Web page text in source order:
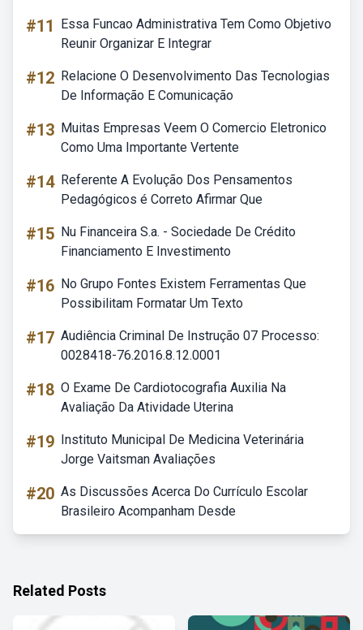
#11
Essa Funcao Administrativa Tem Como Objetivo
Reunir Organizar E Integrar
#12 Relacione O Desenvolvimento Das Tecnologias
De Informação E Comunicação
#13 Muitas Empresas Veem O Comercio Eletronico
Como Uma Importante Vertente
#14 Referente A Evolução Dos Pensamentos
Pedagógicos é Correto Afirmar Que
#15 Nu Financeira S.a. - Sociedade De Crédito
Financiamento E Investimento
#16 No Grupo Fontes Existem Ferramentas Que
Possibilitam Formatar Um Texto
#17 Audiência Criminal De Instrução 07 Processo:
0028418-76.2016.8.12.0001
#18 O Exame De Cardiotocografia Auxilia Na
Avaliação Da Atividade Uterina
#19 Instituto Municipal De Medicina Veterinária
Jorge Vaitsman Avaliações
#20 As Discussões Acerca Do Currículo Escolar
Brasileiro Acompanham Desde
Related Posts